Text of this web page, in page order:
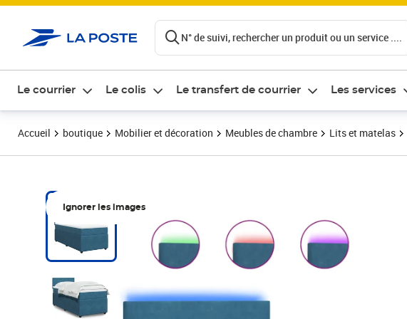
N° de suivi, rechercher un produit ou un service ....
Le courrier Le colis Le transfert de courrier Les services
Accueil boutique Mobilier et décoration Meubles de chambre Lits et matelas
Ignorer les images